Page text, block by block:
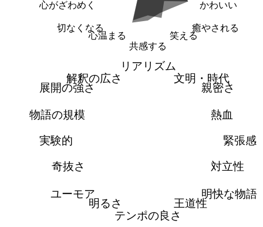
かわいい
癒やされる
笑える
共感する
心温まる
切なくなる
心がざわめく
リアリズム
文明・時代
親密さ
熱血
緊張感
対立性
明快な物語
王道性
テンポの良さ
明るさ
ユーモア
奇抜さ
実験的
物語の規模
展開の強さ
解釈の広さ